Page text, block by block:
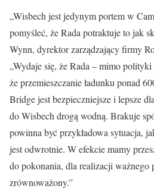
„Wisbech jest jedynym portem w
pomyśleć, że Rada potraktuje to jak
Wynn, dyrektor zarządzający firmy
„Wydaje się, że Rada – mimo
że przemieszczanie ładunku ponad
Bridge jest bezpieczniejsze i lepsze
do Wisbech drogą wodną. Brakuje
powinna być przykładowa sytuacja,
jest odwrotnie. W efekcie mamy
do pokonania, dla realizacji
zrównoważony.”